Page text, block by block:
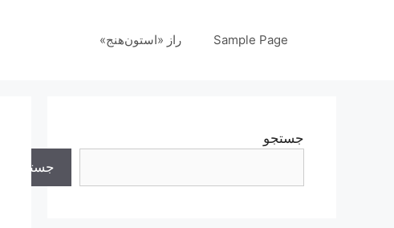
Sample Page راز «استون‌هنج»
جستجو
جستجو